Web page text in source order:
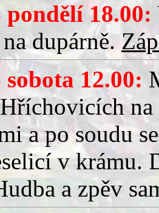
pondělí 18.00:
dupárně.
sobota 12.00:
a po soudu
v krámu.
a zpěv